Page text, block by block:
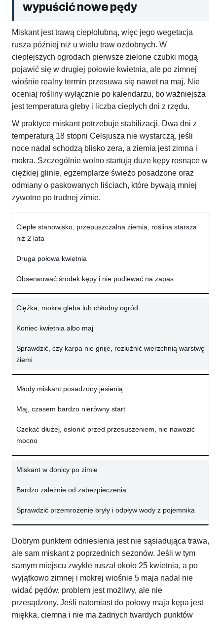
wypuścić nowe pędy
Miskant jest trawą ciepłolubną, więc jego wegetacja
rusza później niż u wielu traw ozdobnych. W
cieplejszych ogrodach pierwsze zielone czubki mogą
pojawić się w drugiej połowie kwietnia, ale po zimnej
wiośnie realny termin przesuwa się nawet na maj. Nie
oceniaj rośliny wyłącznie po kalendarzu, bo ważniejsza
jest temperatura gleby i liczba ciepłych dni z rzędu.
W praktyce miskant potrzebuje stabilizacji. Dwa dni z
temperaturą 18 stopni Celsjusza nie wystarczą, jeśli
noce nadal schodzą blisko zera, a ziemia jest zimna i
mokra. Szczególnie wolno startują duże kępy rosnące w
ciężkiej glinie, egzemplarze świeżo posadzone oraz
odmiany o paskowanych liściach, które bywają mniej
żywotne po trudnej zimie.
Ciepłe stanowisko, przepuszczalna ziemia, roślina starsza
niż 2 lata
Druga połowa kwietnia
Obserwować środek kępy i nie podlewać na zapas
Ciężka, mokra gleba lub chłodny ogród
Koniec kwietnia albo maj
Sprawdzić, czy karpa nie gnije, rozluźnić wierzchnią warstwę
ziemi
Młody miskant posadzony jesienią
Maj, czasem bardzo nierówny start
Czekać dłużej, osłonić przed przesuszeniem, nie nawozić
mocno
Miskant w donicy po zimie
Bardzo zależnie od zabezpieczenia
Sprawdzić przemrożenie bryły i odpływ wody z pojemnika
Dobrym punktem odniesienia jest nie sąsiadująca trawa,
ale sam miskant z poprzednich sezonów. Jeśli w tym
samym miejscu zwykle ruszał około 25 kwietnia, a po
wyjątkowo zimnej i mokrej wiośnie 5 maja nadal nie
widać pędów, problem jest możliwy, ale nie
przesądzony. Jeśli natomiast do połowy maja kępa jest
miękka, ciemna i nie ma żadnych twardych punktów